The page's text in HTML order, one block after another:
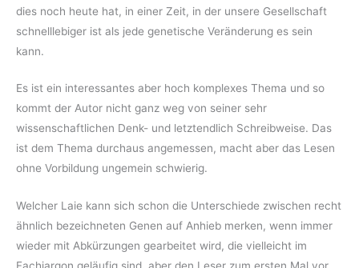
dies noch heute hat, in einer Zeit, in der unsere Gesellschaft
schnelllebiger ist als jede genetische Veränderung es sein
kann.
Es ist ein interessantes aber hoch komplexes Thema und so
kommt der Autor nicht ganz weg von seiner sehr
wissenschaftlichen Denk- und letztendlich Schreibweise. Das
ist dem Thema durchaus angemessen, macht aber das Lesen
ohne Vorbildung ungemein schwierig.
Welcher Laie kann sich schon die Unterschiede zwischen recht
ähnlich bezeichneten Genen auf Anhieb merken, wenn immer
wieder mit Abkürzungen gearbeitet wird, die vielleicht im